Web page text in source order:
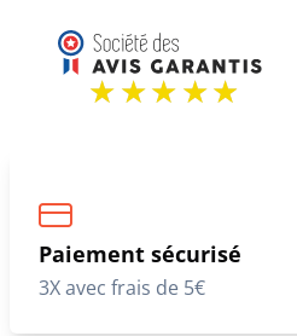
Paiement sécurisé
3X avec frais de 5€